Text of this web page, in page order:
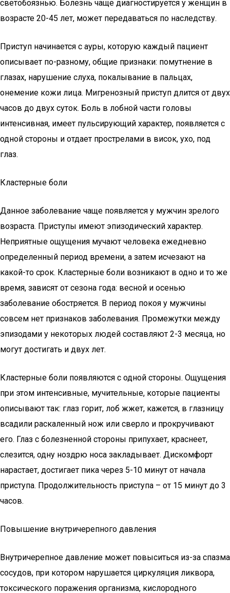
светобоязнью. Болезнь чаще диагностируется у женщин в
возрасте 20-45 лет, может передаваться по наследству.
Приступ начинается с ауры, которую каждый пациент
описывает по-разному, общие признаки: помутнение в
глазах, нарушение слуха, покалывание в пальцах,
онемение кожи лица. Мигренозный приступ длится от двух
часов до двух суток. Боль в лобной части головы
интенсивная, имеет пульсирующий характер, появляется с
одной стороны и отдает прострелами в висок, ухо, под
глаз.
Кластерные боли
Данное заболевание чаще появляется у мужчин зрелого
возраста. Приступы имеют эпизодический характер.
Неприятные ощущения мучают человека ежедневно
определенный период времени, а затем исчезают на
какой-то срок. Кластерные боли возникают в одно и то же
время, зависят от сезона года: весной и осенью
заболевание обостряется. В период покоя у мужчины
совсем нет признаков заболевания. Промежутки между
эпизодами у некоторых людей составляют 2-3 месяца, но
могут достигать и двух лет.
Кластерные боли появляются с одной стороны. Ощущения
при этом интенсивные, мучительные, которые пациенты
описывают так: глаз горит, лоб жжет, кажется, в глазницу
всадили раскаленный нож или сверло и прокручивают
его. Глаз с болезненной стороны припухает, краснеет,
слезится, одну ноздрю носа закладывает. Дискомфорт
нарастает, достигает пика через 5-10 минут от начала
приступа. Продолжительность приступа – от 15 минут до 3
часов.
Повышение внутричерепного давления
Внутричерепное давление может повыситься из-за спазма
сосудов, при котором нарушается циркуляция ликвора,
токсического поражения организма, кислородного